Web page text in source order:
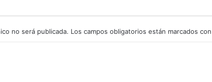
no será publicada. Los campos obligatorios están marcados con